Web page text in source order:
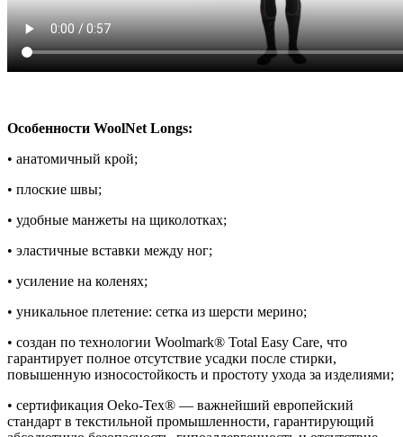
Особенности WoolNet Longs:
• анатомичный крой;
• плоские швы;
• удобные манжеты на щиколотках;
• эластичные вставки между ног;
• усиление на коленях;
• уникальное плетение: сетка из шерсти мерино;
• создан по технологии Woolmark® Total Easy Care, что
гарантирует полное отсутствие усадки после стирки,
повышенную износостойкость и простоту ухода за изделиями;
• сертификация Oeko-Tex® — важнейший европейский
стандарт в текстильной промышленности, гарантирующий